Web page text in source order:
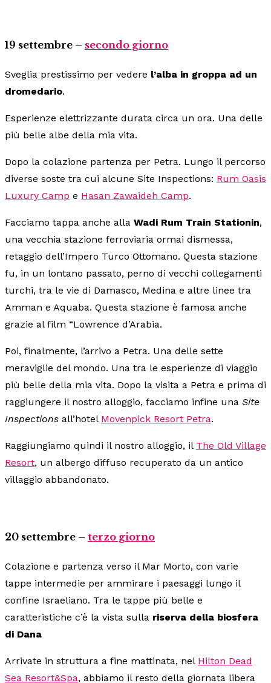
19 settembre – secondo giorno
Sveglia prestissimo per vedere l’alba in groppa ad un
dromedario.
Esperienze elettrizzante durata circa un ora. Una delle
più belle albe della mia vita.
Dopo la colazione partenza per Petra. Lungo il percorso
diverse soste tra cui alcune Site Inspections: Rum Oasis
Luxury Camp e Hasan Zawaideh Camp.
Facciamo tappa anche alla Wadi Rum Train Stationin,
una vecchia stazione ferroviaria ormai dismessa,
retaggio dell’Impero Turco Ottomano. Questa stazione
fu, in un lontano passato, perno di vecchi collegamenti
turchi, tra le vie di Damasco, Medina e altre linee tra
Amman e Aquaba. Questa stazione è famosa anche
grazie al film “Lowrence d’Arabia.
Poi, finalmente, l’arrivo a Petra. Una delle sette
meraviglie del mondo. Una tra le esperienze di viaggio
più belle della mia vita. Dopo la visita a Petra e prima di
raggiungere il nostro alloggio, facciamo infine una Site
Inspections all’hotel Movenpick Resort Petra.
Raggiungiamo quindi il nostro alloggio, il The Old Village
Resort, un albergo diffuso recuperato da un antico
villaggio abbandonato.
20 settembre – terzo giorno
Colazione e partenza verso il Mar Morto, con varie
tappe intermedie per ammirare i paesaggi lungo il
confine Israeliano. Tra le tappe più belle e
caratteristiche c’è la vista sulla riserva della biosfera
di Dana
Arrivate in struttura a fine mattinata, nel Hilton Dead
Sea Resort&Spa, abbiamo il resto della giornata libera